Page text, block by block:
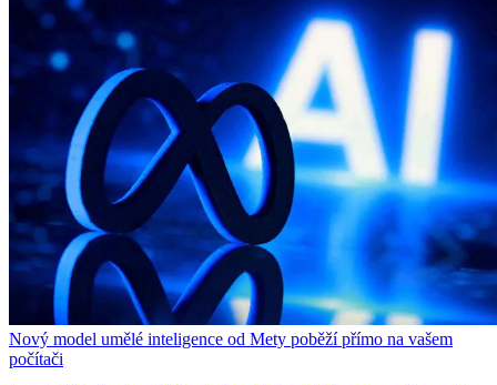
Nový model umělé inteligence od Mety poběží přímo na vašem
počítači